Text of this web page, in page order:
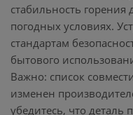
стабильность
погодных условиях.
стандартам
бытового
Важно: список
изменен
убедитесь, что деталь